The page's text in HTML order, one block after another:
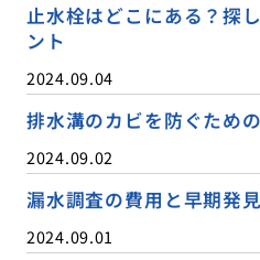
止水栓はどこにある？探
ント
2024.09.04
排水溝のカビを防ぐため
2024.09.02
漏水調査の費用と早期発
2024.09.01